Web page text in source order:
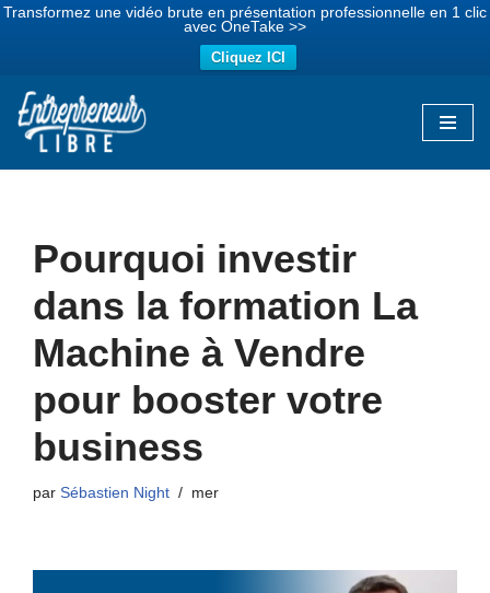
Transformez une vidéo brute en présentation professionnelle en 1 clic
avec OneTake >>
Cliquez ICI
Aller
Pourquoi investir
dans la formation La
Machine à Vendre
pour booster votre
business
par Sébastien Night mer